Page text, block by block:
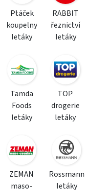
Ptáček
koupelny
letáky
RABBIT
řeznictví
letáky
Tamda
Foods
letáky
TOP
drogerie
letáky
ZEMAN
maso-
Rossmann
letáky